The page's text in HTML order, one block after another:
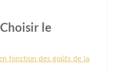
le
fonction des goûts de la